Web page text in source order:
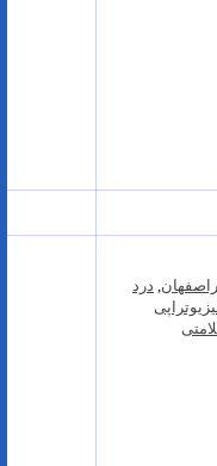
, درد